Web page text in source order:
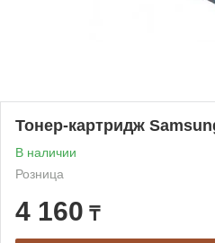
Тонер-картридж
В наличии
Розница
4 160 ₸